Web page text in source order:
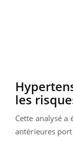
les
Cette analysé
antérieures